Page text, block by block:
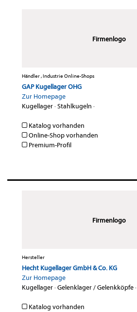
Firmenlogo
Händler , Industrie Online-Shops
GAP Kugellager OHG
Zur Homepage
Kugellager·Stahlkugeln ·
Katalog vorhanden
Online-Shop vorhanden
Premium-Profil
Firmenlogo
Hersteller
Hecht Kugellager GmbH & Co. KG
Zur Homepage
Kugellager·Gelenklager / Gelenkköpfe·
Katalog vorhanden